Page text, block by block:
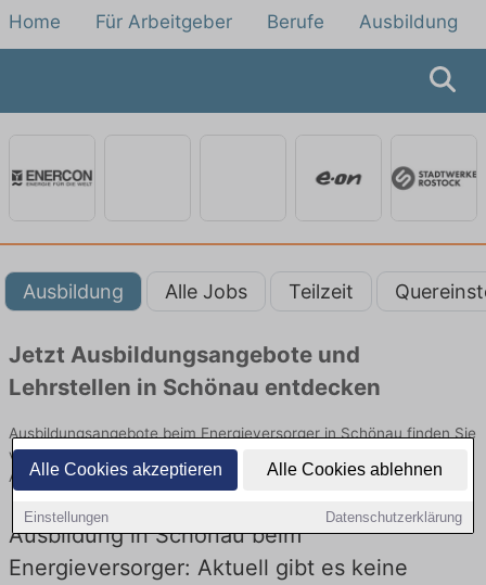
Alle Cookies akzeptieren Alle Cookies ablehnen
Einstellungen Datenschutzerklärung
Home Für Arbeitgeber Berufe Ausbildung
Ausbildung Alle Jobs Teilzeit
Jetzt Ausbildungsangebote und
Lehrstellen in Schönau entdecken
Ausbildungsangebote beim Energieversorger in Schönau finden Sie
von namhaften Firmen. Entdecken Sie freie Optionen von Top-
Arbeitgebern und bewerben Sie sich noch heute.
Ausbildung in Schönau beim
Energieversorger: Aktuell gibt es keine